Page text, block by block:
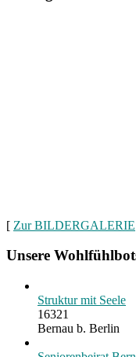
[ Zur BILDERGALERIE
Unsere
Struktur mit Seele
16321
Bernau b. Berlin